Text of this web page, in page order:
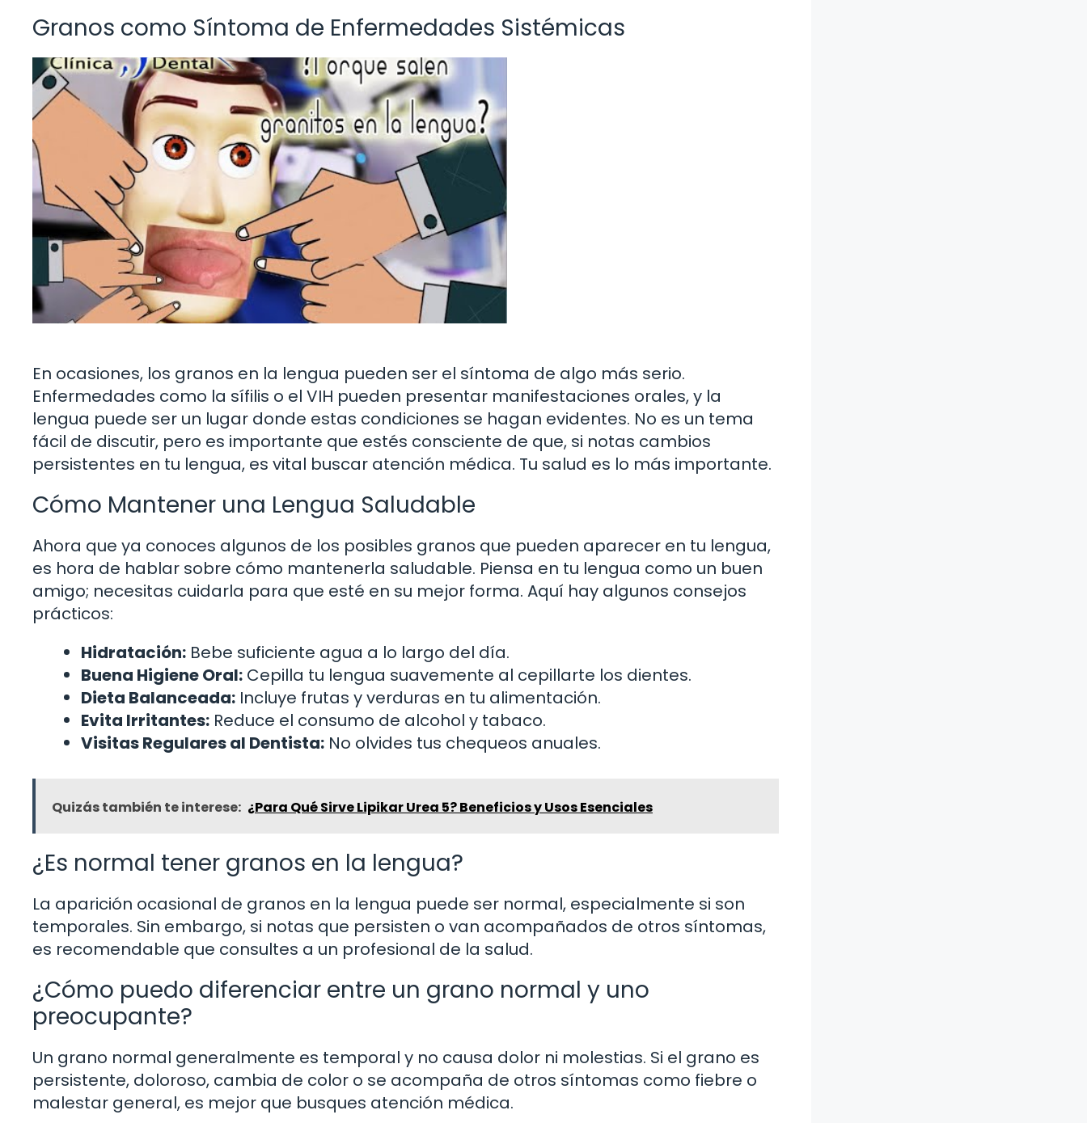
Granos como Síntoma de Enfermedades Sistémicas
En ocasiones, los granos en la lengua pueden ser el síntoma de algo más serio.
Enfermedades como la sífilis o el VIH pueden presentar manifestaciones orales, y la
lengua puede ser un lugar donde estas condiciones se hagan evidentes. No es un tema
fácil de discutir, pero es importante que estés consciente de que, si notas cambios
persistentes en tu lengua, es vital buscar atención médica. Tu salud es lo más importante.
Cómo Mantener una Lengua Saludable
Ahora que ya conoces algunos de los posibles granos que pueden aparecer en tu lengua,
es hora de hablar sobre cómo mantenerla saludable. Piensa en tu lengua como un buen
amigo; necesitas cuidarla para que esté en su mejor forma. Aquí hay algunos consejos
prácticos:
Hidratación: Bebe suficiente agua a lo largo del día.
Buena Higiene Oral: Cepilla tu lengua suavemente al cepillarte los dientes.
Dieta Balanceada: Incluye frutas y verduras en tu alimentación.
Evita Irritantes: Reduce el consumo de alcohol y tabaco.
Visitas Regulares al Dentista: No olvides tus chequeos anuales.
Quizás también te interese: ¿Para Qué Sirve Lipikar Urea 5? Beneficios y Usos Esenciales
¿Es normal tener granos en la lengua?
La aparición ocasional de granos en la lengua puede ser normal, especialmente si son
temporales. Sin embargo, si notas que persisten o van acompañados de otros síntomas,
es recomendable que consultes a un profesional de la salud.
¿Cómo puedo diferenciar entre un grano normal y uno
preocupante?
Un grano normal generalmente es temporal y no causa dolor ni molestias. Si el grano es
persistente, doloroso, cambia de color o se acompaña de otros síntomas como fiebre o
malestar general, es mejor que busques atención médica.